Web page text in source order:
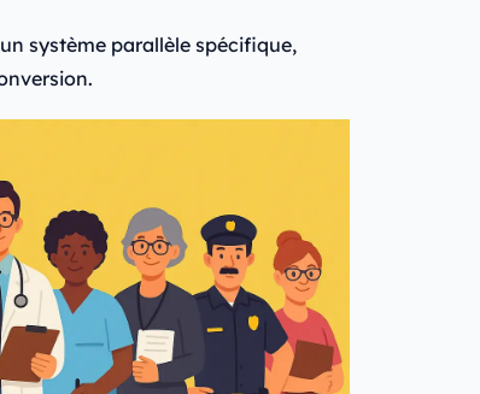
système parallèle spécifique,